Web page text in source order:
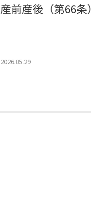
産前産後（第66条）
2026.05.29